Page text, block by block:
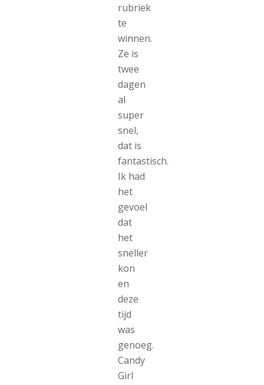
rubriek
te
winnen.
Ze is
twee
dagen
al
super
snel,
dat is
fantastisch.
Ik had
het
gevoel
dat
het
sneller
kon
en
deze
tijd
was
genoeg.
Candy
Girl